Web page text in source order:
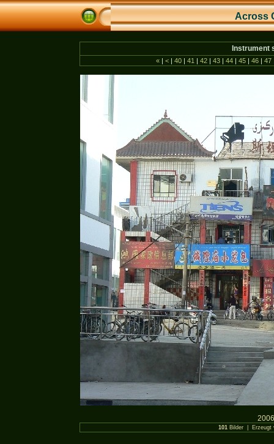
Across
Instrument
« | < | 40 | 41 | 42 | 43 | 44 | 45 | 46 | 47
101Bilder | Erzeugt